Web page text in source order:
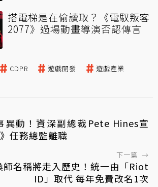
搭電梯是在偷讀取？《電馭叛客
2077》過場動畫導演否認傳言
CDPR 遊戲開發
遊戲產業
異動！資深副總裁Pete Hines宣
任務總監離職
下一篇 →
師名稱將走入歷史！統一由「Riot
ID」取代 每年免費改名1次